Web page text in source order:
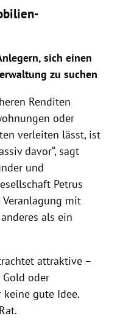
sich einen
zu suchen
Renditen
oder
verleiten lässt, ist
davor“, sagt
und
Petrus
mit
als ein
attraktive –
Gold oder
gute Idee.